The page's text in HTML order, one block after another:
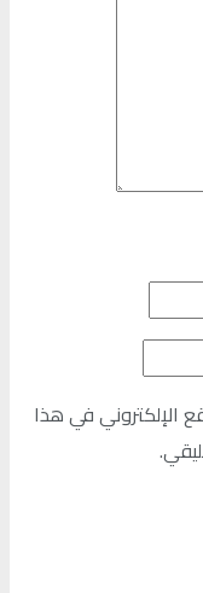
الإلكتروني في هذا